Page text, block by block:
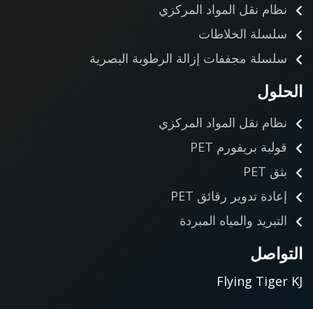
نظام نقل المواد المركزي
سلسلة الخلاطات
سلسلة مجففات إزالة الرطوبة البصرية
الحلول
نظام نقل المواد المركزي
قولبة بريفورم PET
بثق PET
إعادة تدوير رقائق PET
التبريد والمياه المبردة
التواصل
Flying Tiger KJ